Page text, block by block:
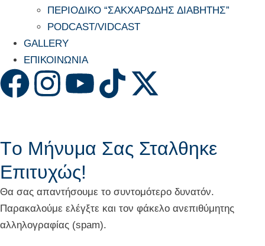
ΠΕΡΙΟΔΙΚΟ “ΣΑΚΧΑΡΩΔΗΣ ΔΙΑΒΗΤΗΣ”
PODCAST/VIDCAST
GALLERY
ΕΠΙΚΟΙΝΩΝΙΑ
Tο Μήνυμα Σας Σταλθηκε
Επιτυχώς!
Θα σας απαντήσουμε το συντομότερο δυνατόν.
Παρακαλούμε ελέγξτε και τον φάκελο ανεπιθύμητης
αλληλογραφίας (spam).